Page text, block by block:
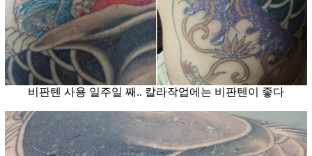
비판텐 사용 일주일 째.. 칼라작업에는 비판텐이 좋다